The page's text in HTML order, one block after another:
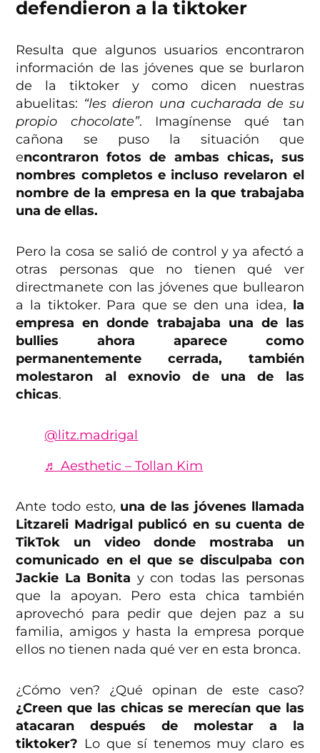
defendieron a la tiktoker
Resulta que algunos usuarios encontraron
información de las jóvenes que se burlaron
de la tiktoker y como dicen nuestras
abuelitas: “les dieron una cucharada de su
propio chocolate”. Imagínense qué tan
cañona se puso la situación que
encontraron fotos de ambas chicas, sus
nombres completos e incluso revelaron el
nombre de la empresa en la que trabajaba
una de ellas.
Pero la cosa se salió de control y ya afectó a
otras personas que no tienen qué ver
directmanete con las jóvenes que bullearon
a la tiktoker. Para que se den una idea, la
empresa en donde trabajaba una de las
bullies ahora aparece como
permanentemente cerrada, también
molestaron al exnovio de una de las
chicas.
@litz.madrigal
♬ Aesthetic – Tollan Kim
Ante todo esto, una de las jóvenes llamada
Litzareli Madrigal publicó en su cuenta de
TikTok
un video donde mostraba un
comunicado en el que se disculpaba con
Jackie La Bonita y con todas las personas
que la apoyan. Pero esta chica también
aprovechó para pedir que dejen paz a su
familia, amigos y hasta la empresa porque
ellos no tienen nada qué ver en esta bronca.
¿Cómo ven? ¿Qué opinan de este caso?
¿Creen que las chicas se merecían que las
atacaran después de molestar a la
tiktoker? Lo que sí tenemos muy claro es